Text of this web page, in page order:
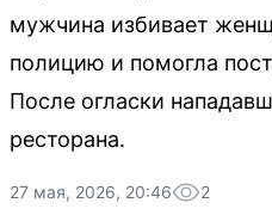
мужчина избивает
полицию и помогла
После огласки
ресторана.
27 мая, 2026, 20:46 2